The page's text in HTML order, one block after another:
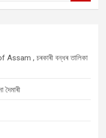
, চৰকাৰী বন্ধৰ তালিকা
দৈমাৰী